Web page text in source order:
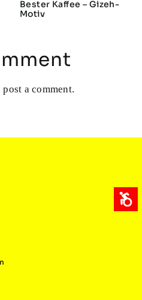
Bester Kaffee – Gizeh-
Motiv
post a comment.